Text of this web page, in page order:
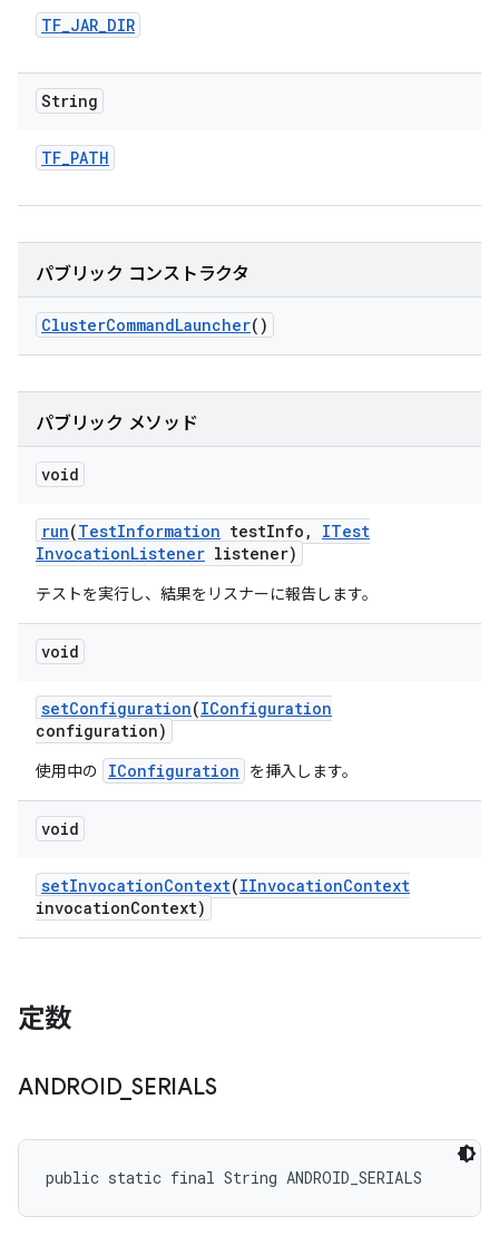
TF_JAR_DIR
String
TF_PATH
パブリック コンストラクタ
ClusterCommandLauncher()
パブリック メソッド
void
run(TestInformation testInfo ,
ITest
InvocationListener listener)
テストを実行し、結果をリスナーに報告します。
void
setConfiguration(IConfiguration
configuration)
使用中の IConfiguration を挿入します。
void
setInvocationContext(IInvocationContext
invocationContext)
定数
ANDROID_ SERIALS
public static final String ANDROID_SERIALS